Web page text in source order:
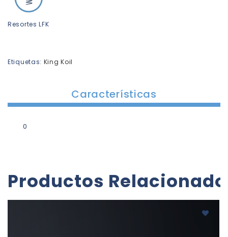
Resortes LFK
Etiquetas: King Koil
Características
0
Productos